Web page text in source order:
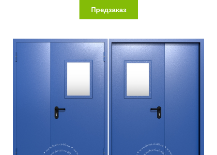
Предзаказ